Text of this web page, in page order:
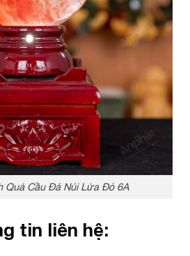
Quả Cầu Đá Núi Lửa Đỏ 6A
tin liên hệ: